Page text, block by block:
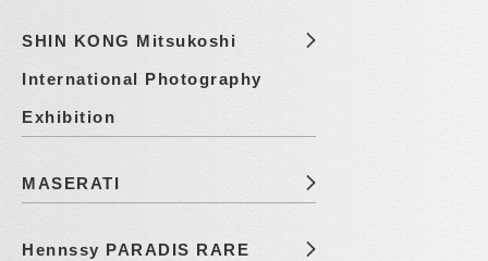
SHIN KONG Mitsukoshi
International Photography
Exhibition
MASERATI
Hennssy PARADIS RARE